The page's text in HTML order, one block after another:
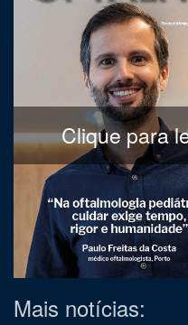
Clique para
Mais notícias: